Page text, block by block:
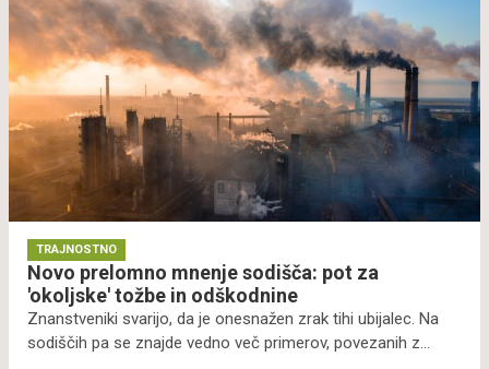
tako da pregrizne mreže, poškoduje ulov. Ti, kot se je
izkazalo v tujini, pomenita grožnjo nekaterim domačim
vrstam. A zoperstavili se jima bodo na prav poseben način.
Modra rakovica in skakavka bosta pristali v brodetu, na
krožnikih skupaj s fuži, v polpetih ...
TRAJNOSTNO
Novo prelomno mnenje sodišča: pot za
'okoljske' tožbe in odškodnine
Znanstveniki svarijo, da je onesnažen zrak tihi ubijalec. Na
sodiščih pa se znajde vedno več primerov, povezanih z